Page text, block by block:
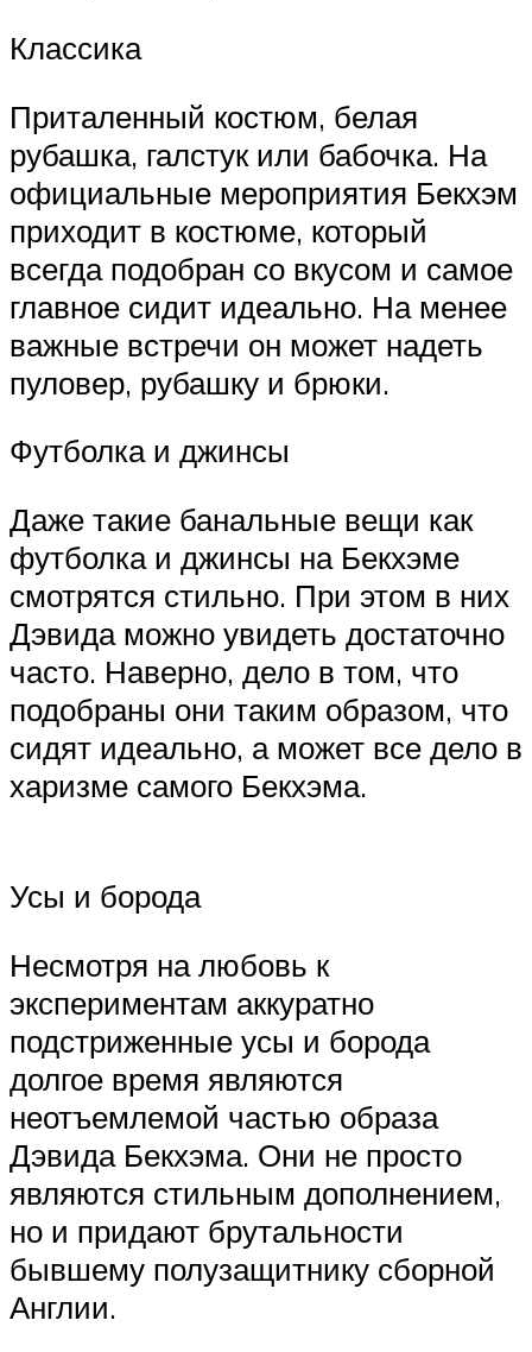
Классика
Приталенный костюм, белая
рубашка, галстук или бабочка. На
официальные мероприятия Бекхэм
приходит в костюме, который
всегда подобран со вкусом и самое
главное сидит идеально. На менее
важные встречи он может надеть
пуловер, рубашку и брюки.
Футболка и джинсы
Даже такие банальные вещи как
футболка и джинсы на Бекхэме
смотрятся стильно. При этом в них
Дэвида можно увидеть достаточно
часто. Наверно, дело в том, что
подобраны они таким образом, что
сидят идеально, а может все дело в
харизме самого Бекхэма.
Усы и борода
Несмотря на любовь к
экспериментам аккуратно
подстриженные усы и борода
долгое время являются
неотъемлемой частью образа
Дэвида Бекхэма. Они не просто
являются стильным дополнением,
но и придают брутальности
бывшему полузащитнику сборной
Англии.